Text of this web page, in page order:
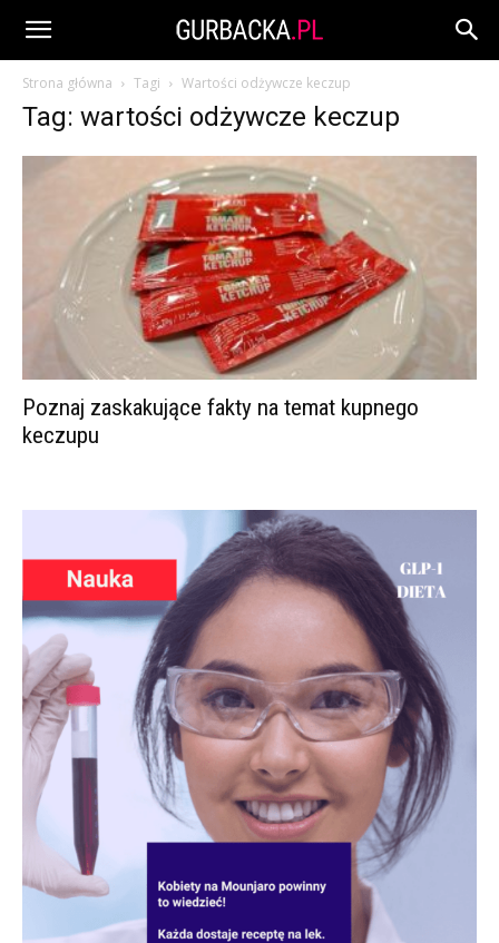
Strona główna Tagi Wartości odżywcze keczup
Tag: wartości odżywcze keczup
Poznaj zaskakujące fakty na temat kupnego
keczupu